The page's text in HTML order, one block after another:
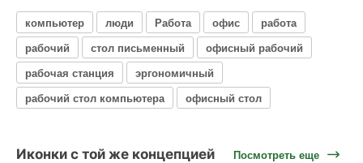
компьютер люди Работа офис
работа
рабочий
стол письменный
офисный рабочий
рабочая станция
эргономичный
рабочий стол компьютера
офисный стол
Иконки с той же концепцией Посмотреть еще